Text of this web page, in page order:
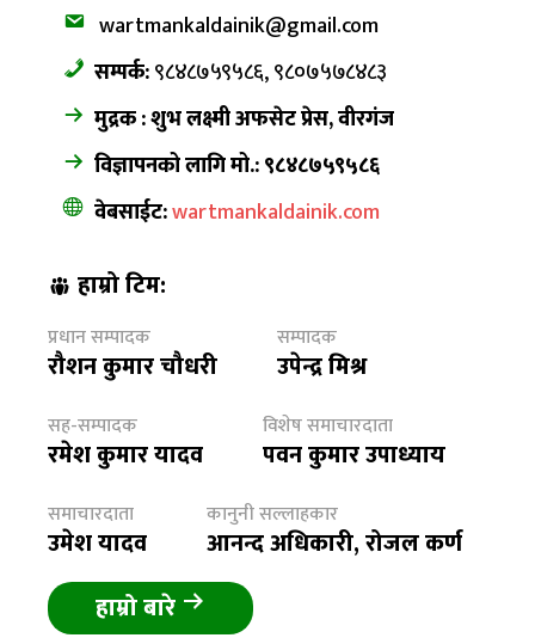
wartmankaldainik@gmail.com
सम्पर्क:९८४८७५९५८६, ९८०७५७८४८३
मुद्रक : शुभ लक्ष्मी अफसेट प्रेस, वीरगंज
विज्ञापनको लागि मो.: ९८४८७५९५८६
वेबसाईट:wartmankaldainik.com
हाम्रो टिम:
प्रधान सम्पादक
रौशन कुमार चौधरी
सम्पादक
उपेन्द्र मिश्र
सह-सम्पादक
रमेश कुमार यादव
विशेष समाचारदाता
पवन कुमार उपाध्याय
समाचारदाता
उमेश यादव
कानुनी सल्लाहकार
आनन्द अधिकारी, रोजल कर्ण
हाम्रो बारे